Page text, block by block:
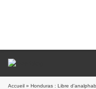
Accueil » Honduras : Libre